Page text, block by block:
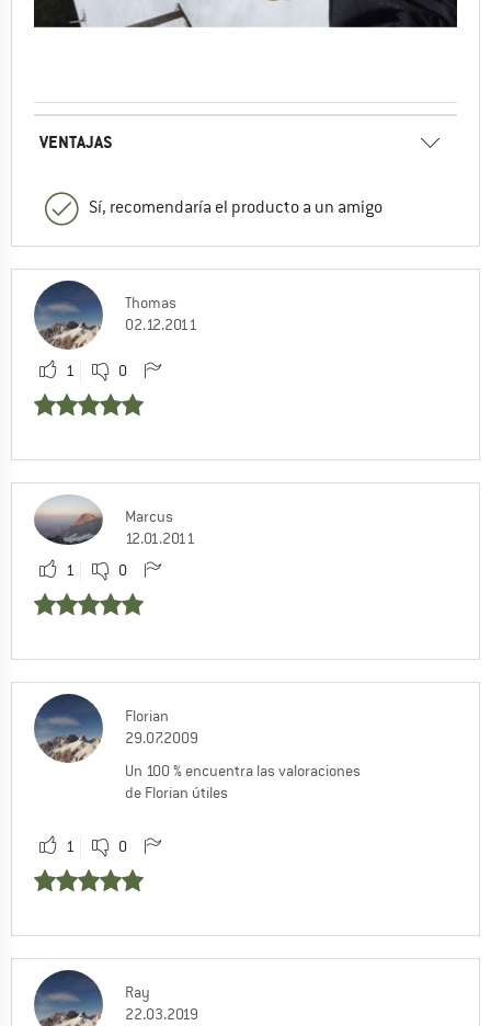
VENTAJAS
Sí, recomendaría el producto a un amigo
Thomas
02.12.2011
1 0
Marcus
12.01.2011
1
0
Florian
29.07.2009
Un 100 % encuentra las valoraciones
de Florian útiles
1 0
Ray
22.03.2019